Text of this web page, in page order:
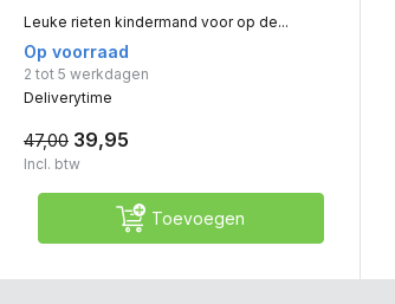
Leuke rieten kindermand voor op de...
Op voorraad
2 tot 5 werkdagen
Deliverytime
47,00 39,95
Incl. btw
Toevoegen